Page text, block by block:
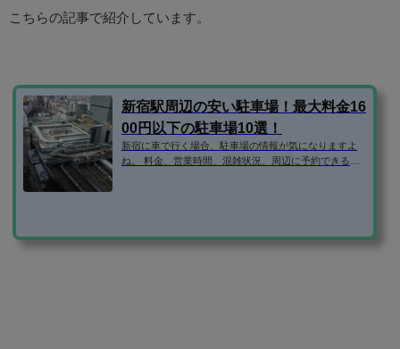
こちらの記事で紹介しています。
新宿駅周辺の安い駐車場！最大料金16
00円以下の駐車場10選！
新宿に車で行く場合、駐車場の情報が気になりますよ
ね。 料金、営業時間、混雑状況、周辺に予約できる安
紹介します。 ・タイムズ代々木南新宿駅前・タイムズ